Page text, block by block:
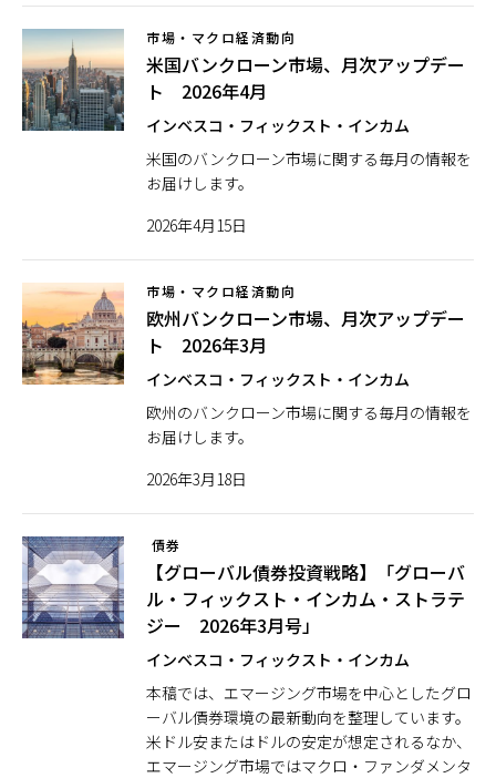
市場・マクロ経済動向
米国バンクローン市場、月次アップデー
ト 2026年4月
インベスコ・フィックスト・インカム
米国のバンクローン市場に関する毎月の情報を
お届けします。
2026年4月15日
市場・マクロ経済動向
欧州バンクローン市場、月次アップデー
ト 2026年3月
インベスコ・フィックスト・インカム
欧州のバンクローン市場に関する毎月の情報を
お届けします。
2026年3月18日
債券
【グローバル債券投資戦略】「グローバ
ル・フィックスト・インカム・ストラテ
ジー 2026年3月号」
インベスコ・フィックスト・インカム
本稿では、エマージング市場を中心としたグロ
ーバル債券環境の最新動向を整理しています。
米ドル安またはドルの安定が想定されるなか、
エマージング市場ではマクロ・ファンダメンタ